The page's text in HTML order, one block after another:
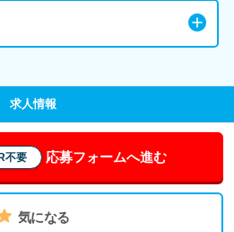
求人情報
不要 応募フォームへ進む
気になる